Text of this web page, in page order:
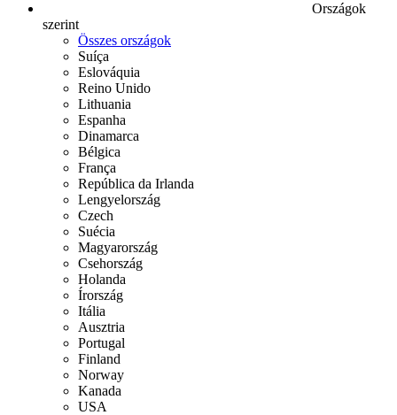
Országok
szerint
Összes országok
Suíça
Eslováquia
Reino Unido
Lithuania
Espanha
Dinamarca
Bélgica
França
República da Irlanda
Lengyelország
Czech
Suécia
Magyarország
Csehország
Holanda
Írország
Itália
Ausztria
Portugal
Finland
Norway
Kanada
USA